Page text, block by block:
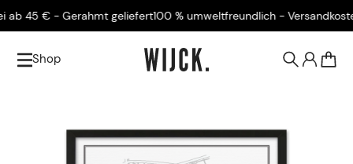
45 € - Gerahmt geliefert100 % umweltfreundlich -
Shop